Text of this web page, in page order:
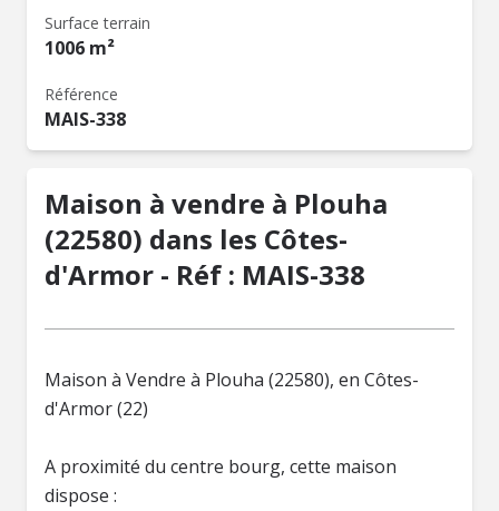
Surface terrain
1006 m²
Référence
MAIS-338
Maison à vendre à Plouha
(22580) dans les Côtes-
d'Armor - Réf : MAIS-338
Maison à Vendre à Plouha (22580), en Côtes-
d'Armor (22)
A proximité du centre bourg, cette maison
dispose :